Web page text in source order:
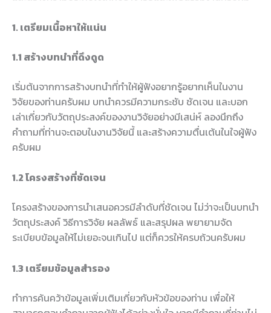
1. เตรียมเนื้อหาให้แน่น
1.1 สร้างบทนำที่ดึงดูด
เริ่มต้นจากการสร้างบทนำที่ทำให้ผู้ฟังอยากรู้อยากเห็นในงาน
วิจัยของท่านครับผม บทนำควรมีความกระชับ ชัดเจน และบอก
เล่าเกี่ยวกับวัตถุประสงค์ของงานวิจัยอย่างมีเสน่ห์ ลองนึกถึง
คำถามที่ท่านจะตอบในงานวิจัยนี้ และสร้างความตื่นเต้นในใจผู้ฟัง
ครับผม
1.2 โครงสร้างที่ชัดเจน
โครงสร้างของการนำเสนอควรมีลำดับที่ชัดเจน ไม่ว่าจะเป็นบทนำ
วัตถุประสงค์ วิธีการวิจัย ผลลัพธ์ และสรุปผล พยายามจัด
ระเบียบข้อมูลให้ไม่เยอะจนเกินไป แต่ก็ควรให้ครบถ้วนครับผม
1.3 เตรียมข้อมูลสำรอง
ทำการค้นคว้าข้อมูลเพิ่มเติมเกี่ยวกับหัวข้อของท่าน เพื่อให้